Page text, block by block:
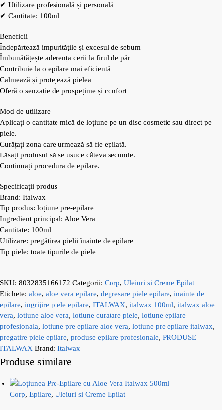
✔ Utilizare profesională și personală
✔ Cantitate: 100ml
Beneficii
Îndepărtează impuritățile și excesul de sebum
Îmbunătățește aderența cerii la firul de păr
Contribuie la o epilare mai eficientă
Calmează și protejează pielea
Oferă o senzație de prospețime și confort
Mod de utilizare
Aplicați o cantitate mică de loțiune pe un disc cosmetic sau direct pe
piele.
Curățați zona care urmează să fie epilată.
Lăsați produsul să se usuce câteva secunde.
Continuați procedura de epilare.
Specificații produs
Brand: Italwax
Tip produs: loțiune pre-epilare
Ingredient principal: Aloe Vera
Cantitate: 100ml
Utilizare: pregătirea pielii înainte de epilare
Tip piele: toate tipurile de piele
SKU: 8032835166172 Categorii: Corp, Uleiuri si Creme Epilat
Etichete: aloe, aloe vera epilare, degresare piele epilare, inainte de
epilare, ingrijire piele epilare, ITALWAX, italwax 100ml, italwax aloe
vera, lotiune aloe vera, lotiune curatare piele, lotiune epilare
profesionala, lotiune pre epilare aloe vera, lotiune pre epilare italwax,
pregatire piele epilare, produse epilare profesionale, PRODUSE
ITALWAX Brand: Italwax
Produse similare
Corp, Epilare, Uleiuri si Creme Epilat